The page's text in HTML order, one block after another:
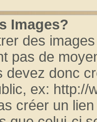
Images?
des
pas de
devez donc
ex: http://
créer un